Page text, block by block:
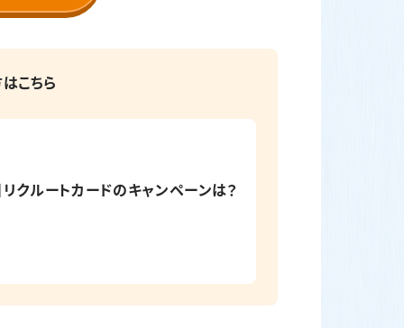
こちら
クルートカードのキャンペーンは？